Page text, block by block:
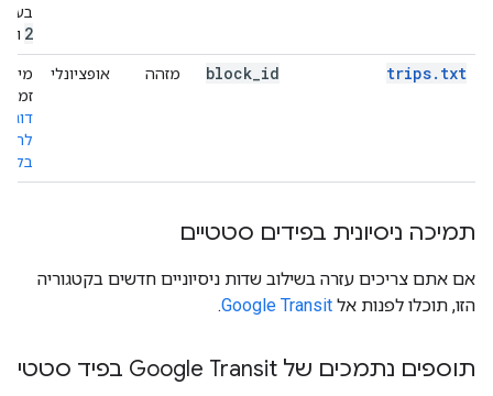
2 ו-
trips.txt
block id מזהה אופציונלי
תמיכה ניסיונית בפידים סטטיים
אם אתם צריכים עזרה בשילוב שדות ניסיוניים חדשים בקטגוריה
הזו, תוכלו לפנות אל Google Transit
.
תוספים נתמכים של Google Transit בפיד סטטי